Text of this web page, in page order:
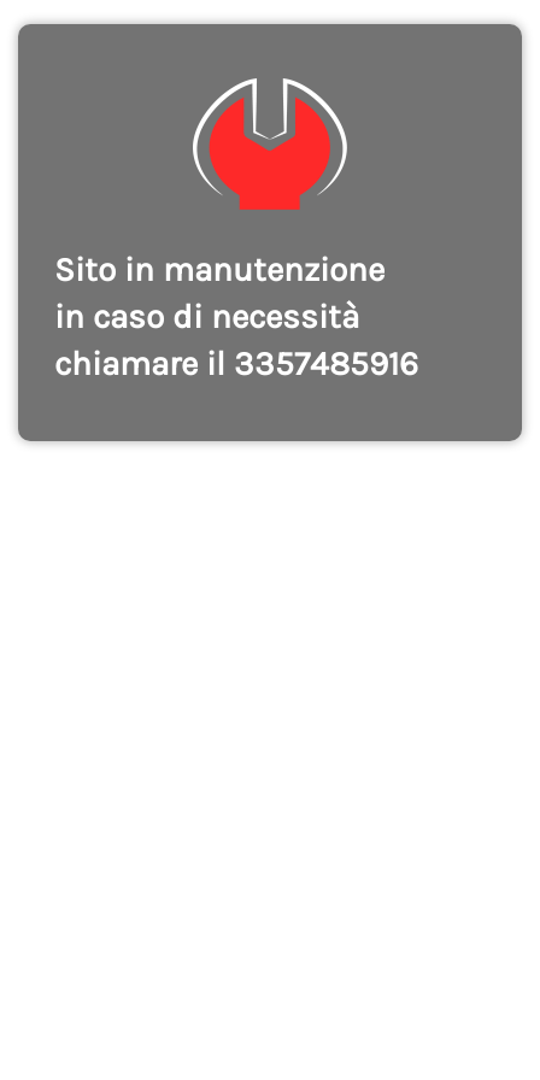
Sito in manutenzione
in caso di necessità
chiamare il 3357485916